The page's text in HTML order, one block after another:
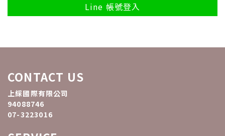
Line 帳號登入
CONTACT US
上綵國際有限公司
94088746
07-3223016